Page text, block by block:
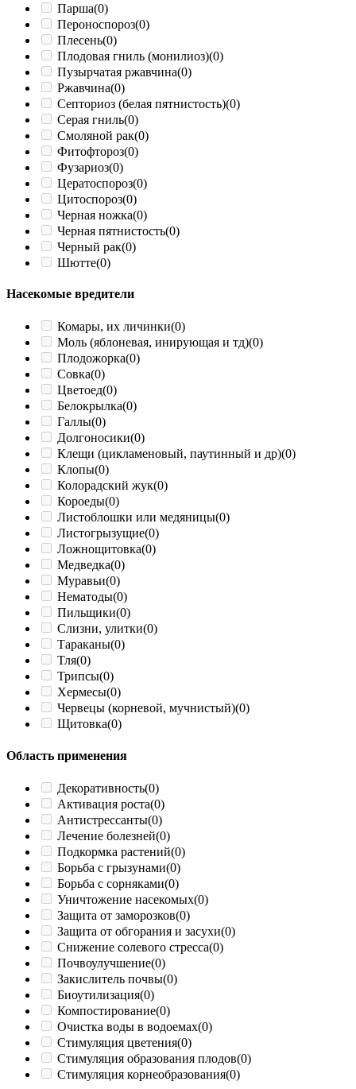
Парша(0)
Пероноспороз(0)
Плесень(0)
Плодовая гниль (монилиоз)(0)
Пузырчатая ржавчина(0)
Ржавчина(0)
Септориоз (белая пятнистость)(0)
Серая гниль(0)
Смоляной рак(0)
Фитофтороз(0)
Фузариоз(0)
Цератоспороз(0)
Цитоспороз(0)
Черная ножка(0)
Черная пятнистость(0)
Черный рак(0)
Шютте(0)
Насекомые вредители
Комары, их личинки(0)
Моль (яблоневая, инирующая и тд)(0)
Плодожорка(0)
Совка(0)
Цветоед(0)
Белокрылка(0)
Галлы(0)
Долгоносики(0)
Клещи (цикламеновый, паутинный и др)(0)
Клопы(0)
Колорадский жук(0)
Короеды(0)
Листоблошки или медяницы(0)
Листогрызущие(0)
Ложнощитовка(0)
Медведка(0)
Муравьи(0)
Нематоды(0)
Пильщики(0)
Слизни, улитки(0)
Тараканы(0)
Тля(0)
Трипсы(0)
Хермесы(0)
Червецы (корневой, мучнистый)(0)
Щитовка(0)
Область применения
Декоративность(0)
Активация роста(0)
Антистрессанты(0)
Лечение болезней(0)
Подкормка растений(0)
Борьба с грызунами(0)
Борьба с сорняками(0)
Уничтожение насекомых(0)
Защита от заморозков(0)
Защита от обгорания и засухи(0)
Снижение солевого стресса(0)
Почвоулучшение(0)
Закислитель почвы(0)
Биоутилизация(0)
Компостирование(0)
Очистка воды в водоемах(0)
Стимуляция цветения(0)
Стимуляция образования плодов(0)
Стимуляция корнеобразования(0)